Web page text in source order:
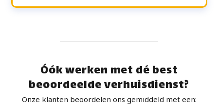
Óók werken met dé best
beoordeelde verhuisdienst?
Onze klanten beoordelen ons gemiddeld met een: